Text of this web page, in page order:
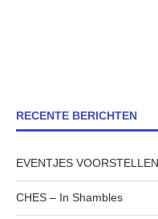
RECENTE BERICHTEN
EVENTJES
CHES – In Shambles